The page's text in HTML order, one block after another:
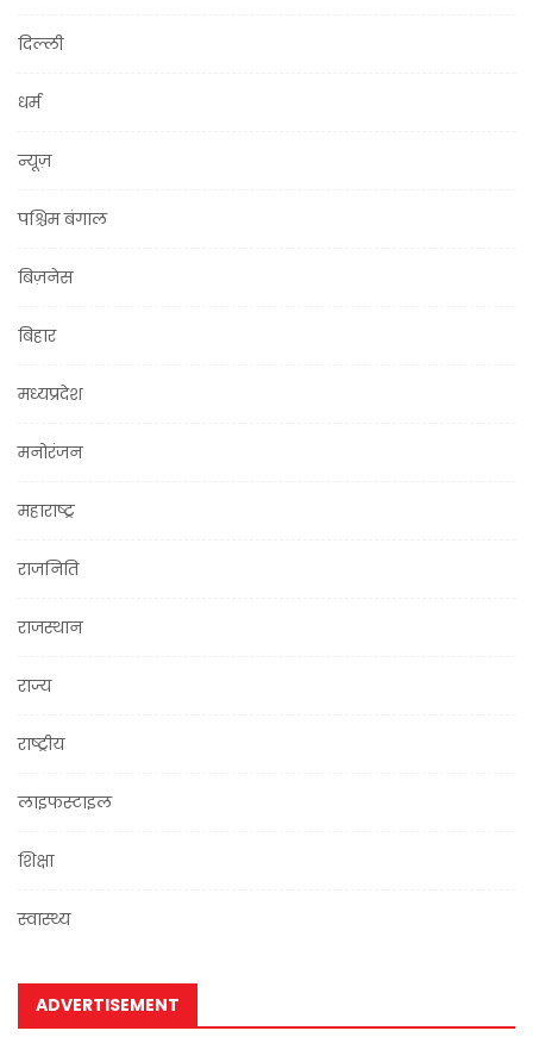
दिल्ली
धर्म
न्यूज़
पश्चिम बंगाल
बिज़नेस
बिहार
मध्यप्रदेश
मनोरंजन
महाराष्ट्र
राजनिति
राजस्थान
राज्य
राष्ट्रीय
लाइफस्टाइल
शिक्षा
स्वास्थ्य
ADVERTISEMENT